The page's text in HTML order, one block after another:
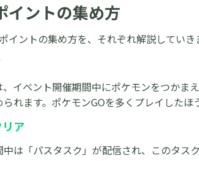
イントの集め方
イントの集め方を、それぞれ解説していき
イベント開催期間中にポケモンをつかま
れます。ポケモンGOを多くプレイしたほ
ア
は「パスタスク」が配信され、このタス